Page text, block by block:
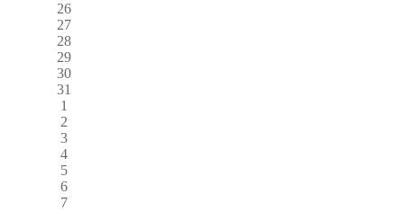
26
27
28
29
30
31
1
2
3
4
5
6
7